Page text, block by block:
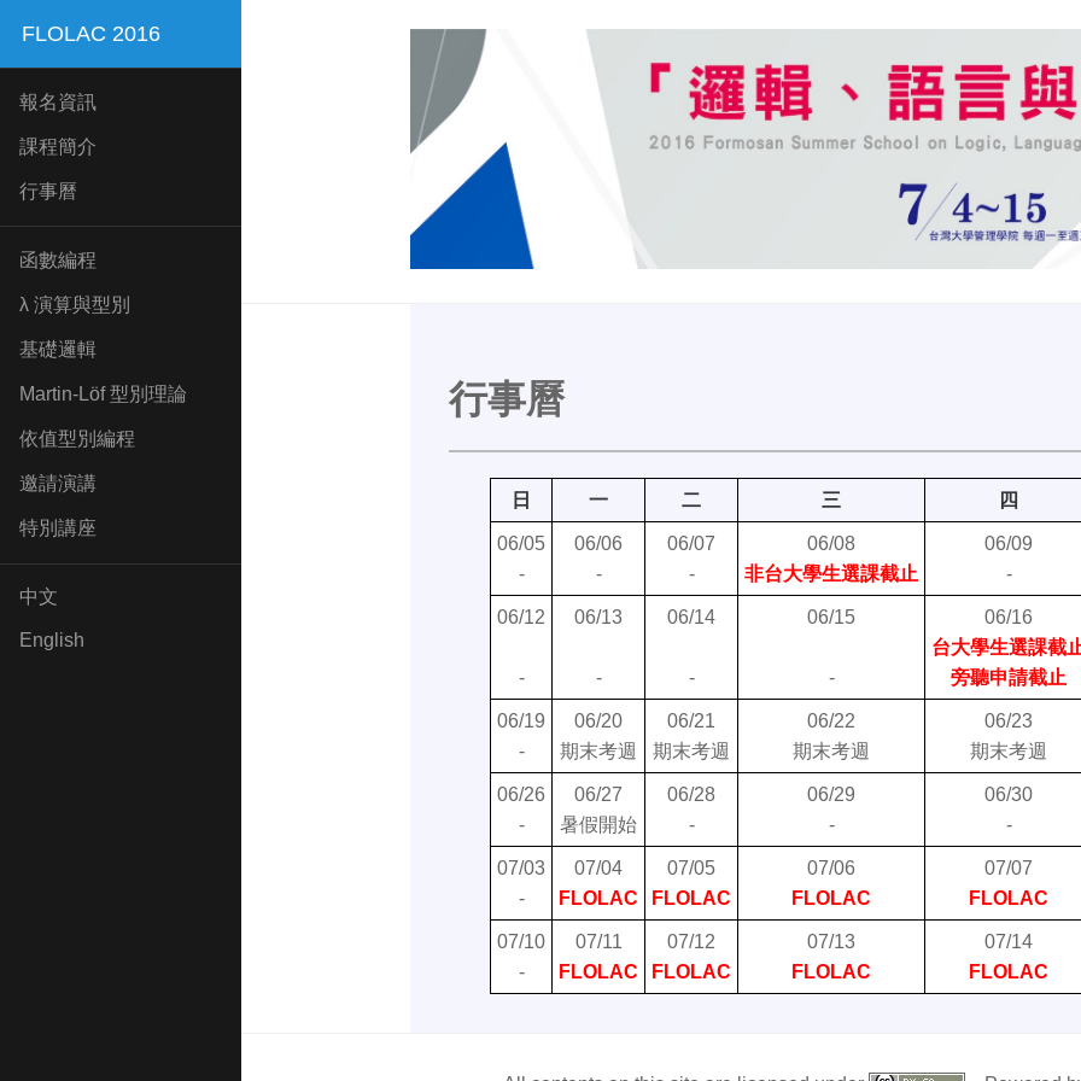
FLOLAC 2016
報名資訊
課程簡介
行事曆
函數編程
λ 演算與型別
基礎邏輯
Martin-Löf 型別理論
依值型別編程
邀請演講
特別講座
中文
English
行事曆
日 一 二 三 四
06/05
-
06/06
-
06/07
-
06/08
非台大學生選課截止
06/09
-
06/12
-
06/13
-
06/14
-
06/15
-
06/16
台大學生選課截
旁聽申請截止
06/19
-
06/20
期末考週
06/21
期末考週
06/22
期末考週
06/23
期末考週
06/26
-
06/27
暑假開始
06/28
-
06/29
-
06/30
-
07/03
-
07/04
FLOLAC
07/05
FLOLAC
07/06
FLOLAC
07/07
FLOLAC
07/10
-
07/11
FLOLAC
07/12
FLOLAC
07/13
FLOLAC
07/14
FLOLAC